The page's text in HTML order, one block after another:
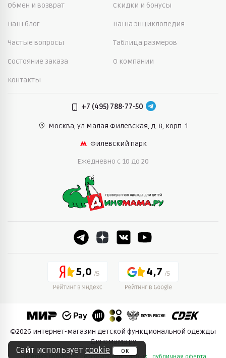
Обмен и возврат Скидки и бонусы
Наш блог Наша энциклопедия
Частые вопросы Таблица размеров
Состояние заказа О компании
Контакты
+7 (495) 788-77-50
Москва, ул.Малая Филевская, д. 8, корп. 1
Филевский парк
Ежедневно c 10 до 20
5,0 4,7
©2026 интернет-магазин детской функциональной одежды
Диномама.ру
Сайт использует cookie ок